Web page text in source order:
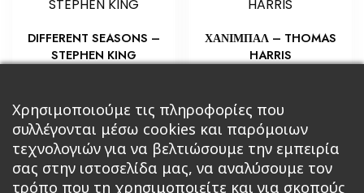
DIFFERENT SEASONS –
STEPHEN KING
Προσθήκη στο καλάθι
ΧΑΝΙΜΠΑΛ – THOMAS
HARRIS
Προσθήκη στο καλάθι
Χρησιμοποιούμε τις πληροφορίες που
συλλέγονται μέσω cookies και παρόμοιων
τεχνολογιών για να βελτιώσουμε την εμπειρία
σας στην ιστοσελίδα μας, να αναλύσουμε τον
τρόπο που τη χρησιμοποιείτε και για σκοπούς